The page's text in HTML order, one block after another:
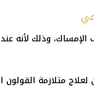
وذلك لأنه
لعلاج متلازمة